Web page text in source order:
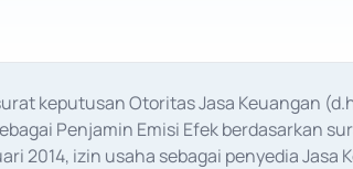
keputusan Otoritas Jasa Keuangan
Penjamin Emisi Efek berdasarkan
2014, izin usaha sebagai penyedia Jasa